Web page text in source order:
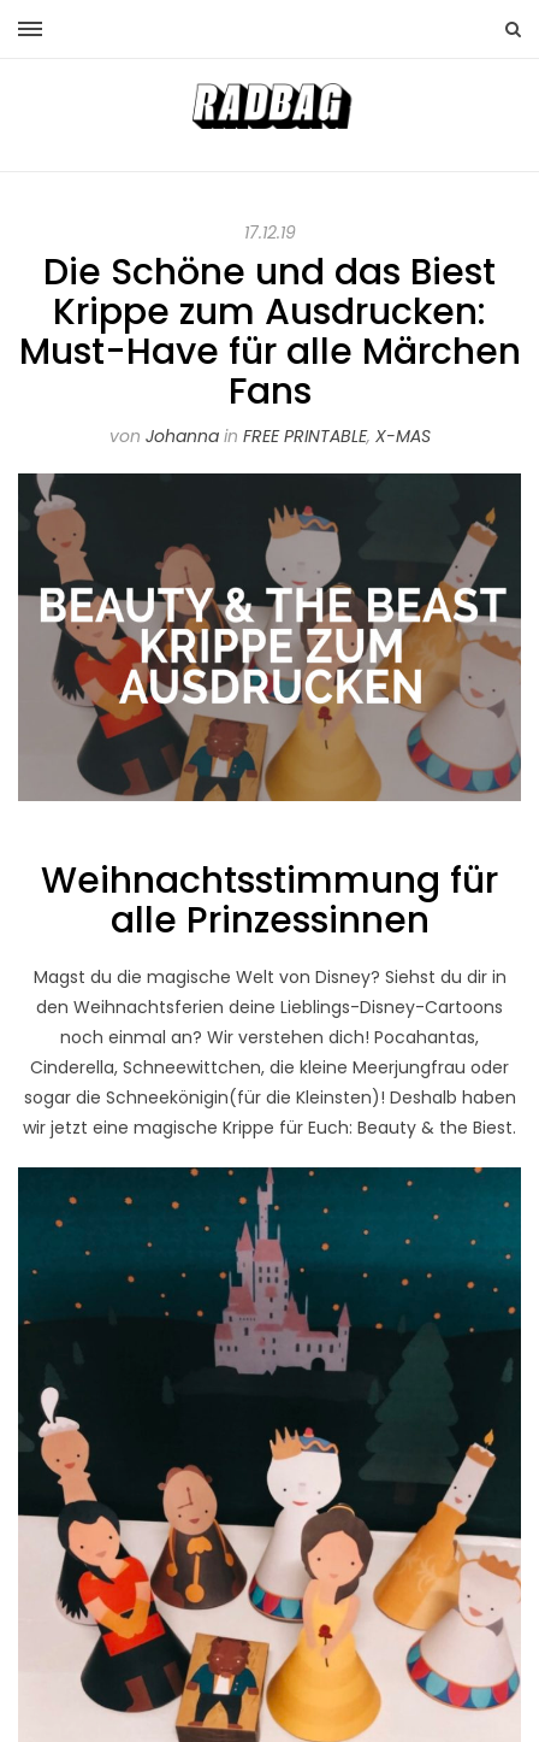
17.12.19
Die Schöne und das Biest
Krippe zum Ausdrucken:
Must-Have für alle Märchen
Fans
von Johannain FREE PRINTABLE, X-MAS
Weihnachtsstimmung für
alle Prinzessinnen
Magst du die magische Welt von Disney? Siehst du dir in
den Weihnachtsferien deine Lieblings-Disney-Cartoons
noch einmal an? Wir verstehen dich! Pocahantas,
Cinderella, Schneewittchen, die kleine Meerjungfrau oder
sogar die Schneekönigin(für die Kleinsten)! Deshalb haben
wir jetzt eine magische Krippe für Euch: Beauty & the Biest.